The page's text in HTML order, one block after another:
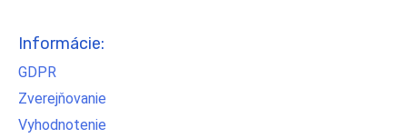
Informácie:
GDPR
Zverejňovanie
Vyhodnotenie